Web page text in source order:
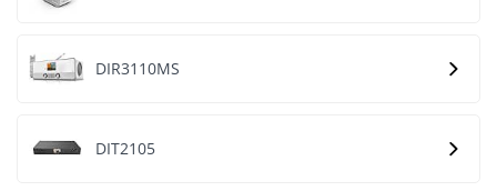
DIR3110MS
DIT2105